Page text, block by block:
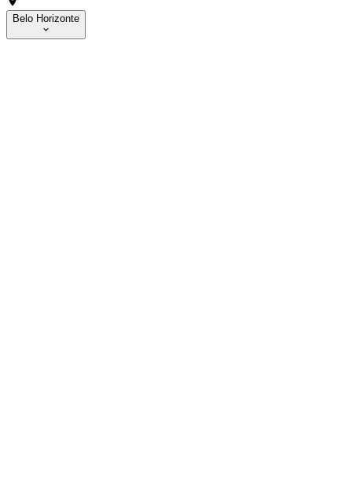
Belo Horizonte